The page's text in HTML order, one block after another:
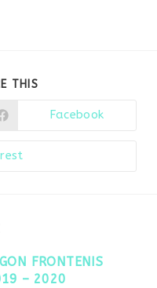
THIS
Se
Facebook
FRONTENIS
– 2020